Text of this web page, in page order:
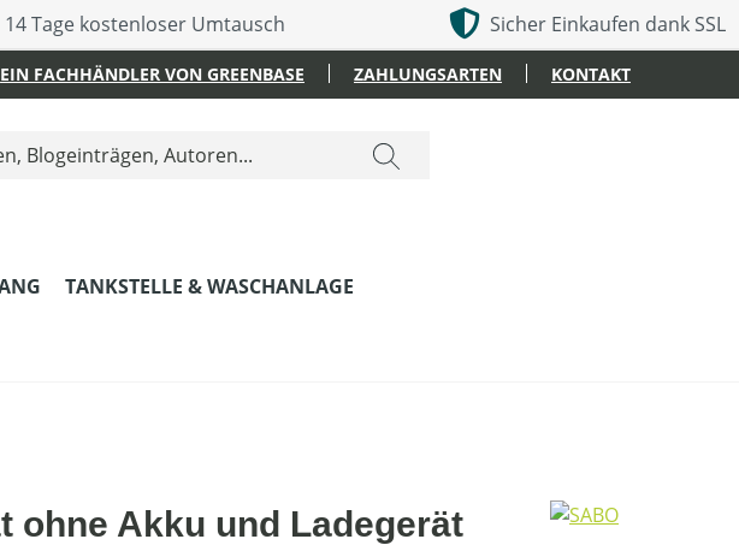
Tage kostenloser Umtausch Sicher Einkaufen dank SSL
EIN FACHHÄNDLER VON GREENBASE ZAHLUNGSARTEN KONTAKT
TANKSTELLE & WASCHANLAGE
ohne Akku und Ladegerät